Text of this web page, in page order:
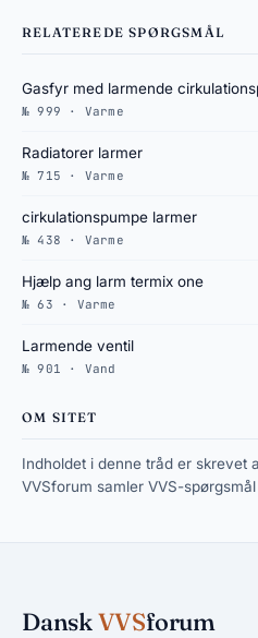
RELATEREDE SPØRGSMÅL
Gasfyr med larmende
№ 999 · Varme
Radiatorer larmer
№ 715 · Varme
cirkulationspumpe larmer
№ 438 · Varme
Hjælp ang larm termix one
№ 63 · Varme
Larmende ventil
№ 901 · Vand
OM SITET
Indholdet i denne tråd er skrevet
VVSforum samler VVS-
DanskVVSforum